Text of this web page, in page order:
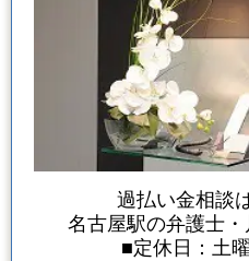
過払い金相談
名古屋駅の弁護士
■定休日：土